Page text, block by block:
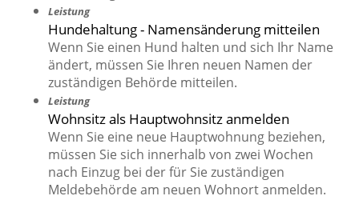
Leistung
Hundehaltung - Namensänderung mitteilen
Wenn Sie einen Hund halten und sich Ihr Name
ändert, müssen Sie Ihren neuen Namen der
zuständigen Behörde mitteilen.
Leistung
Wohnsitz als Hauptwohnsitz anmelden
Wenn Sie eine neue Hauptwohnung beziehen,
müssen Sie sich innerhalb von zwei Wochen
nach Einzug bei der für Sie zuständigen
Meldebehörde am neuen Wohnort anmelden.